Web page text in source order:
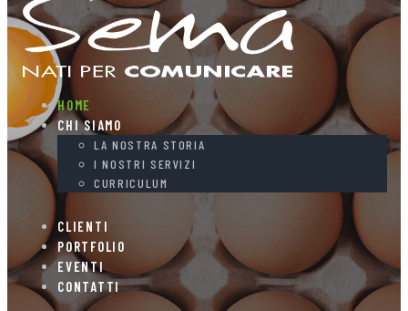
HOME
CHI SIAMO
LA NOSTRA STORIA
I NOSTRI SERVIZI
CURRICULUM
CLIENTI
PORTFOLIO
EVENTI
CONTATTI